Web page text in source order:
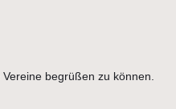
begrüßen zu können.